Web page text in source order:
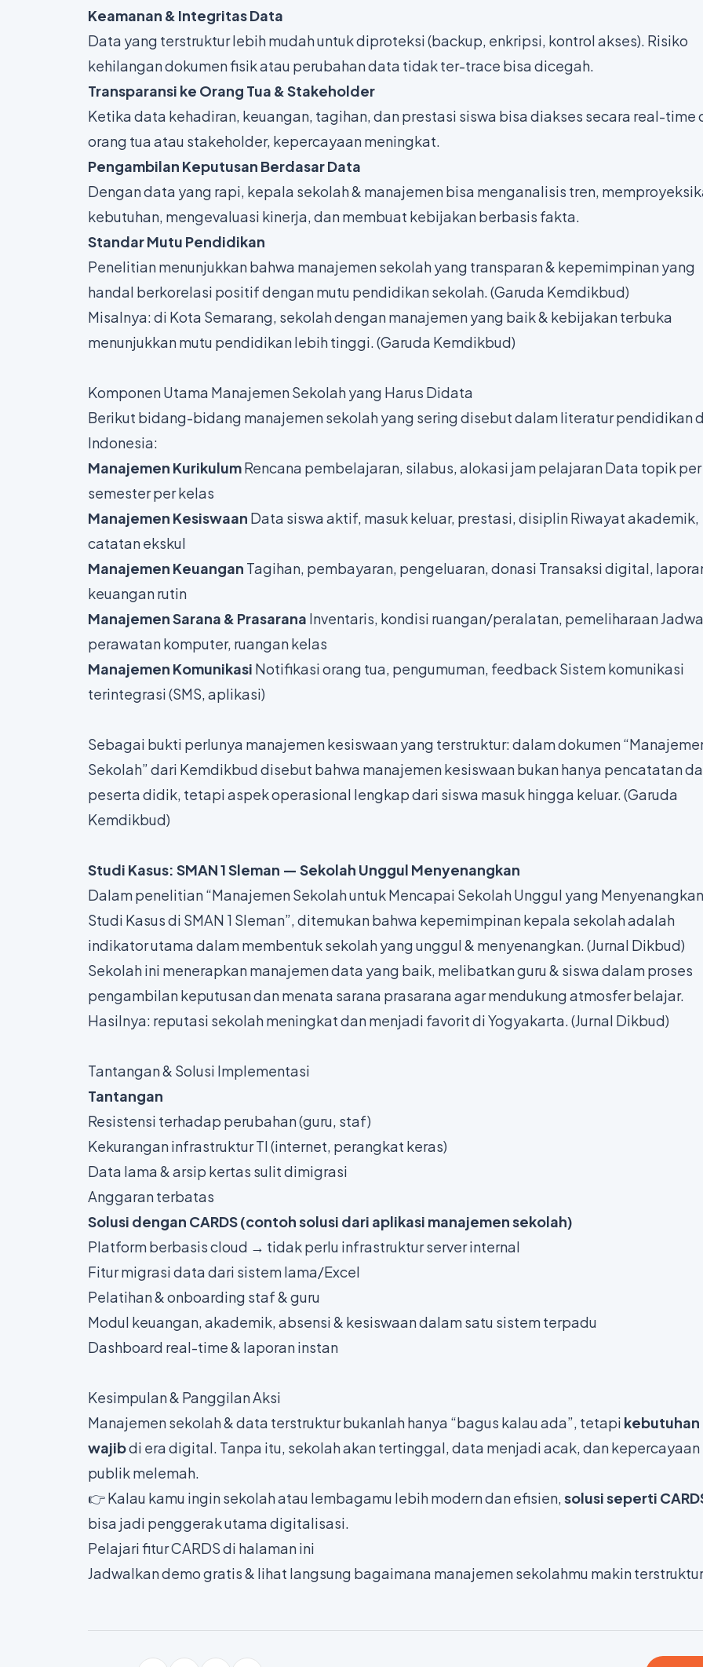
Keamanan & Integritas Data
Data yang terstruktur lebih mudah untuk diproteksi (backup, enkripsi, kontrol akses). Risiko
kehilangan dokumen fisik atau perubahan data tidak ter-trace bisa dicegah.
Transparansi ke Orang Tua & Stakeholder
Ketika data kehadiran, keuangan, tagihan, dan prestasi siswa bisa diakses secara real-time
orang tua atau stakeholder, kepercayaan meningkat.
Pengambilan Keputusan Berdasar Data
Dengan data yang rapi, kepala sekolah & manajemen bisa menganalisis tren,
kebutuhan, mengevaluasi kinerja, dan membuat kebijakan berbasis fakta.
Standar Mutu Pendidikan
Penelitian menunjukkan bahwa manajemen sekolah yang transparan & kepemimpinan yang
handal berkorelasi positif dengan mutu pendidikan sekolah. (Garuda Kemdikbud)
Misalnya: di Kota Semarang, sekolah dengan manajemen yang baik & kebijakan terbuka
menunjukkan mutu pendidikan lebih tinggi. (Garuda Kemdikbud)
Komponen Utama Manajemen Sekolah yang Harus Didata
Berikut bidang-bidang manajemen sekolah yang sering disebut dalam literatur pendidikan
Indonesia:
Manajemen KurikulumRencana pembelajaran, silabus, alokasi jam pelajaran Data topik per
semester per kelas
Manajemen Kesiswaan Data siswa aktif, masuk keluar, prestasi, disiplin Riwayat akademik,
catatan ekskul
Manajemen Keuangan Tagihan, pembayaran, pengeluaran, donasi Transaksi digital,
keuangan rutin
Manajemen Sarana & Prasarana Inventaris, kondisi ruangan/peralatan, pemeliharaan
perawatan komputer, ruangan kelas
Manajemen Komunikasi Notifikasi orang tua, pengumuman, feedback Sistem komunikasi
terintegrasi (SMS, aplikasi)
Sebagai bukti perlunya manajemen kesiswaan yang terstruktur: dalam dokumen
Sekolah” dari Kemdikbud disebut bahwa manajemen kesiswaan bukan hanya pencatatan
peserta didik, tetapi aspek operasional lengkap dari siswa masuk hingga keluar. (Garuda
Kemdikbud)
Studi Kasus: SMAN 1 Sleman — Sekolah Unggul Menyenangkan
Dalam penelitian“Manajemen Sekolah untuk Mencapai Sekolah Unggul yang
Studi Kasus di SMAN 1 Sleman”, ditemukan bahwa kepemimpinan kepala sekolah adalah
indikator utama dalam membentuk sekolah yang unggul & menyenangkan. (Jurnal Dikbud)
Sekolah ini menerapkan manajemen data yang baik, melibatkan guru & siswa dalam proses
pengambilan keputusan dan menata sarana prasarana agar mendukung atmosfer belajar.
Hasilnya: reputasi sekolah meningkat dan menjadi favorit di Yogyakarta. (Jurnal Dikbud)
Tantangan & Solusi Implementasi
Tantangan
Resistensi terhadap perubahan (guru, staf)
Kekurangan infrastruktur TI (internet, perangkat keras)
Data lama & arsip kertas sulit dimigrasi
Anggaran terbatas
Solusi dengan CARDS (contoh solusi dari aplikasi manajemen sekolah)
Platform berbasis cloud → tidak perlu infrastruktur server internal
Fitur migrasi data dari sistem lama/Excel
Pelatihan & onboarding staf & guru
Modul keuangan, akademik, absensi & kesiswaan dalam satu sistem terpadu
Dashboard real-time & laporan instan
Kesimpulan & Panggilan Aksi
Manajemen sekolah & data terstruktur bukanlah hanya “bagus kalau ada”, tetapi kebutuhan
wajibdi era digital. Tanpa itu, sekolah akan tertinggal, data menjadi acak, dan kepercayaan
publik melemah.
👉 Kalau kamu ingin sekolah atau lembagamu lebih modern dan efisien,solusi seperti
bisa jadi penggerak utama digitalisasi.
Pelajari fitur CARDS di halamanini
Jadwalkandemo gratis& lihat langsung bagaimana manajemen sekolahmu makin terstruktur